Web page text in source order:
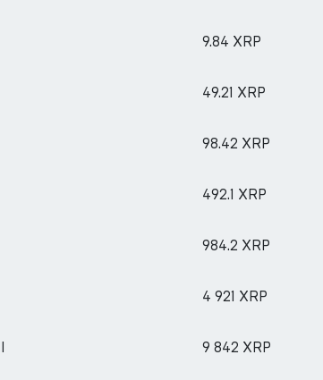
9.84 XRP
49.21 XRP
98.42 XRP
492.1 XRP
984.2 XRP
4 921 XRP
9 842 XRP